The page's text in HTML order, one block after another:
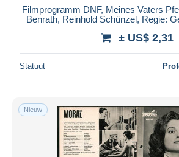
Filmprogramm DNF, Meines Vaters
Benrath, Reinhold Schünzel, Regie:
± US$ 2,31
Statuut
Nieuw